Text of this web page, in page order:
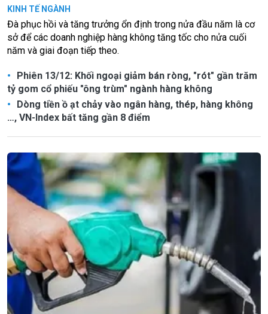
KINH TẾ NGÀNH
Đà phục hồi và tăng trưởng ổn định trong nửa đầu năm là cơ
sở để các doanh nghiệp hàng không tăng tốc cho nửa cuối
năm và giai đoạn tiếp theo.
Phiên 13/12: Khối ngoại giảm bán ròng, "rót" gần trăm
tỷ gom cổ phiếu "ông trùm" ngành hàng không
Dòng tiền ồ ạt chảy vào ngân hàng, thép, hàng không
…, VN-Index bất tăng gần 8 điểm